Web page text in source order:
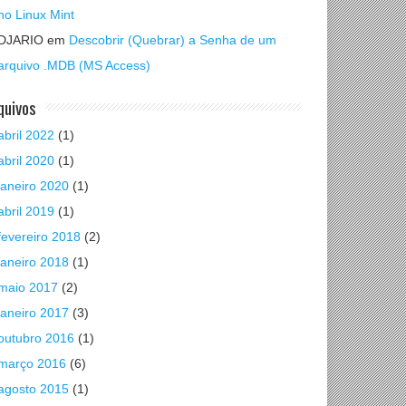
Linux Mint
em Descobrir (Quebrar) a Senha de um
.MDB (MS Access)
2022 (1)
2020 (1)
2020 (1)
2019 (1)
2018 (2)
2018 (1)
2017 (2)
2017 (3)
2016 (1)
2016 (6)
2015 (1)